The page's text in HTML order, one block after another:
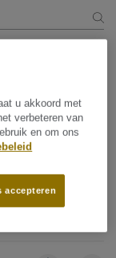
Filters wissen
u akkoord met
verbeteren van
en om ons
accepteren